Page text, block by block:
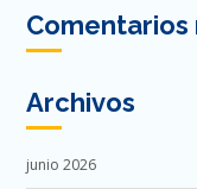
Archivos
junio 2026